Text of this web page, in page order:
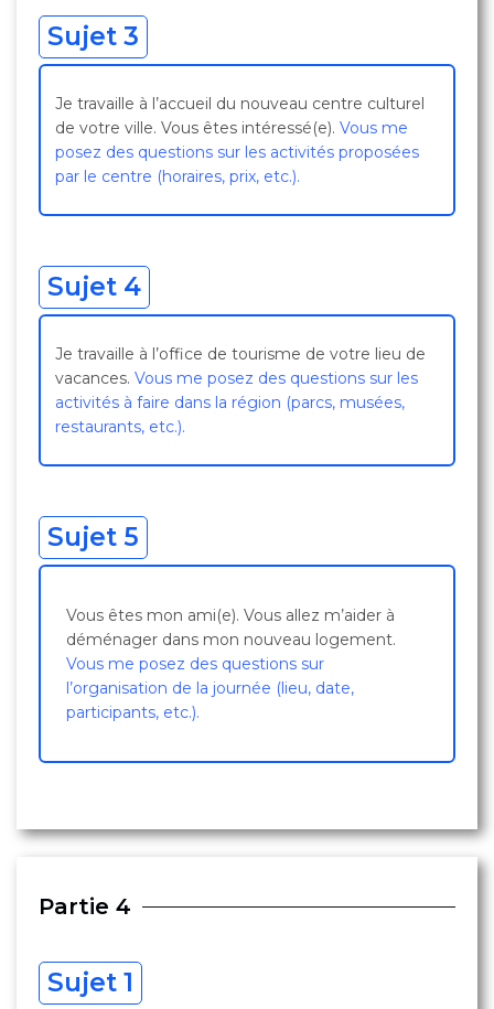
Sujet 3
Je travaille à l’accueil du nouveau centre culturel
de votre ville. Vous êtes intéressé(e). Vous me
posez des questions sur les activités proposées
par le centre (horaires, prix, etc.).
Sujet 4
Je travaille à l’office de tourisme de votre lieu de
vacances. Vous me posez des questions sur les
activités à faire dans la région (parcs, musées,
restaurants, etc.).
Sujet 5
Vous êtes mon ami(e). Vous allez m’aider à
déménager dans mon nouveau logement.
Vous me posez des questions sur
l’organisation de la journée (lieu, date,
participants, etc.).
Partie 4
Sujet 1